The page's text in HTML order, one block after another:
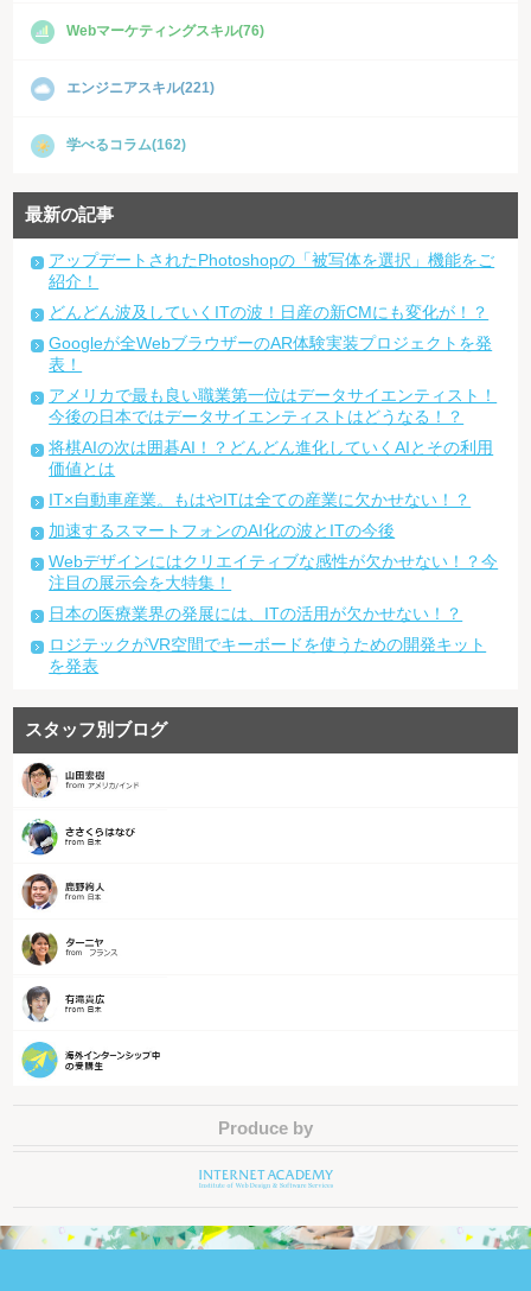
Webマーケティングスキル(76)
エンジニアスキル(221)
学べるコラム(162)
最新の記事
アップデートされたPhotoshopの「被写体を選択」機能をご
紹介！
どんどん波及していくITの波！日産の新CMにも変化が！？
Googleが全WebブラウザーのAR体験実装プロジェクトを発
表！
アメリカで最も良い職業第一位はデータサイエンティスト！
今後の日本ではデータサイエンティストはどうなる！？
将棋AIの次は囲碁AI！？どんどん進化していくAIとその利用
価値とは
IT×自動車産業。もはやITは全ての産業に欠かせない！？
加速するスマートフォンのAI化の波とITの今後
Webデザインにはクリエイティブな感性が欠かせない！？今
注目の展示会を大特集！
日本の医療業界の発展には、ITの活用が欠かせない！？
ロジテックがVR空間でキーボードを使うための開発キット
を発表
スタッフ別ブログ
Produce by